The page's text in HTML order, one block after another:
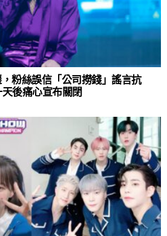
粉絲誤信「公司撈錢」謠言抗
後痛心宣布關閉